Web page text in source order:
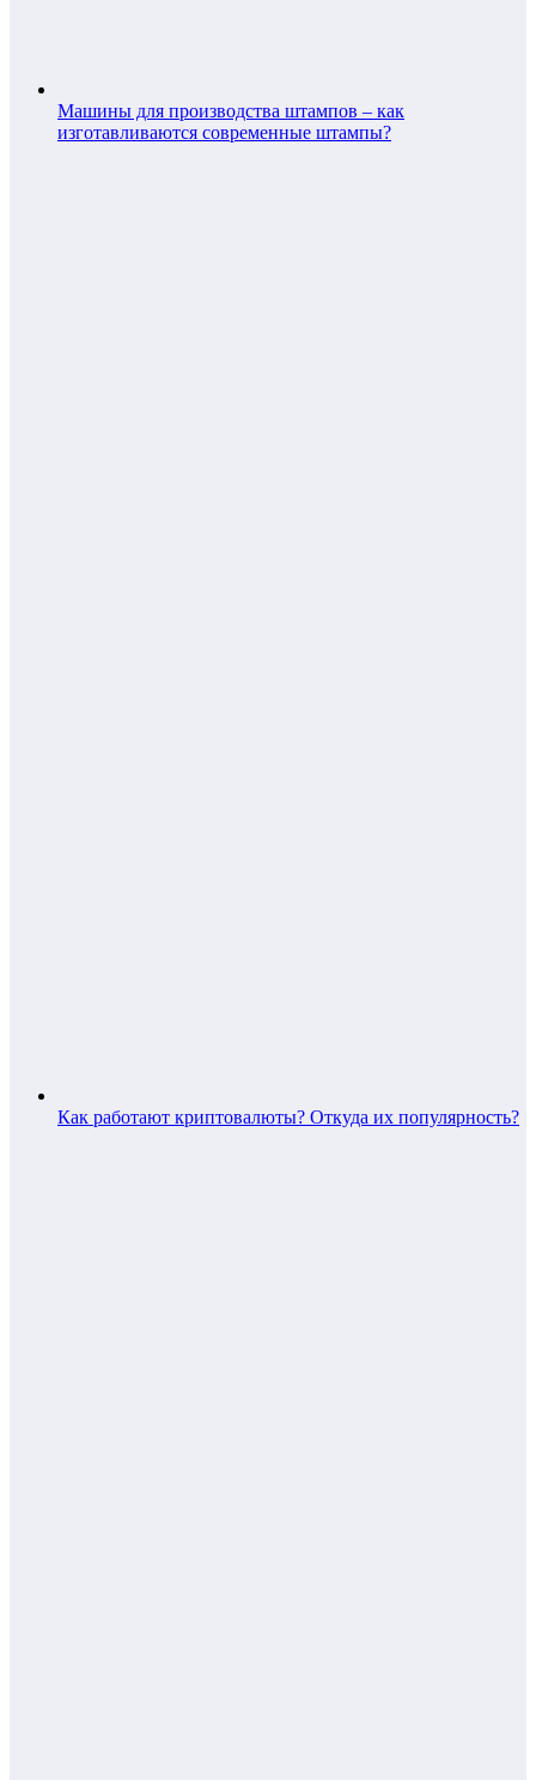
Машины для производства штампов – как
изготавливаются современные штампы?
Как работают криптовалюты? Откуда их популярность?